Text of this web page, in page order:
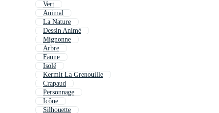
Vert
Animal
La Nature
Dessin Animé
Mignonne
Arbre
Faune
Isolé
Kermit La Grenouille
Crapaud
Personnage
Icône
Silhouette